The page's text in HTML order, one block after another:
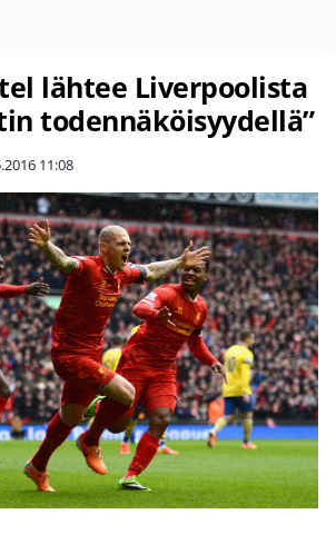
lähtee Liverpoolista
todennäköisyydellä”
11:08